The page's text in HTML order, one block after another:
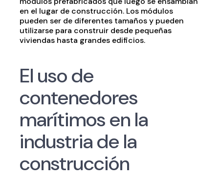
en el lugar de construcción. Los módulos
pueden ser de diferentes tamaños y pueden
utilizarse para construir desde pequeñas
viviendas hasta grandes edificios.
El uso de
contenedores
marítimos en la
industria de la
construcción